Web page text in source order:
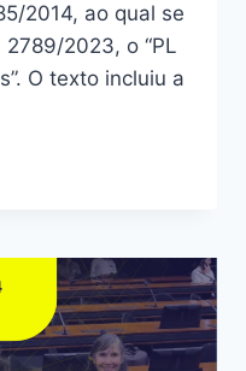
2014, ao qual se
2023, o “PL
O texto incluiu a